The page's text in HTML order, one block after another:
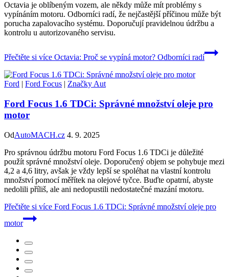
Octavia je oblíbeným vozem, ale někdy může mít problémy s
vypínáním motoru. Odborníci radí, že nejčastější příčinou může být
porucha zapalovacího systému. Doporučují pravidelnou údržbu a
kontrolu u autorizovaného servisu.
Přečtěte si více Octavia: Proč se vypíná motor? Odborníci radí
Ford | Ford Focus | Značky Aut
Ford Focus 1.6 TDCi: Správné množství oleje pro
motor
OdAutoMACH.cz 4. 9. 2025
Pro správnou údržbu motoru Ford Focus 1.6 TDCi je důležité
použít správné množství oleje. Doporučený objem se pohybuje mezi
4,2 a 4,6 litry, avšak je vždy lepší se spoléhat na vlastní kontrolu
množství pomocí měřítek na olejové tyčce. Buďte opatrní, abyste
nedolili příliš, ale ani nedopustili nedostatečné mazání motoru.
Přečtěte si více Ford Focus 1.6 TDCi: Správné množství oleje pro
motor